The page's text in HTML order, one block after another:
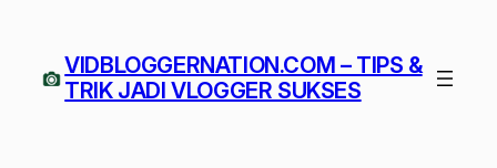
VIDBLOGGERNATION.COM – TIPS &
TRIK JADI VLOGGER SUKSES